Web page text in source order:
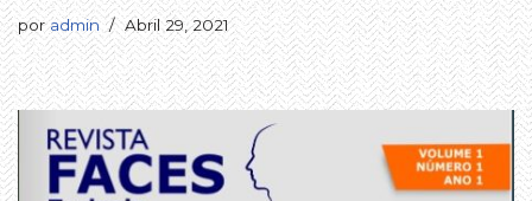
poradmin Abril 29, 2021